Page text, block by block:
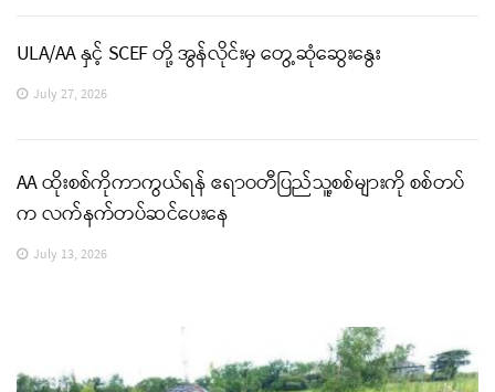
ULA/AA နှင့် SCEF တို့ အွန်လိုင်းမှ တွေ့ဆုံဆွေးနွေး
July 27, 2026
AA ထိုးစစ်ကိုကာကွယ်ရန် ဧရာဝတီပြည်သူ့စစ်များကို စစ်တပ်
က လက်နက်တပ်ဆင်ပေးနေ
July 13, 2026